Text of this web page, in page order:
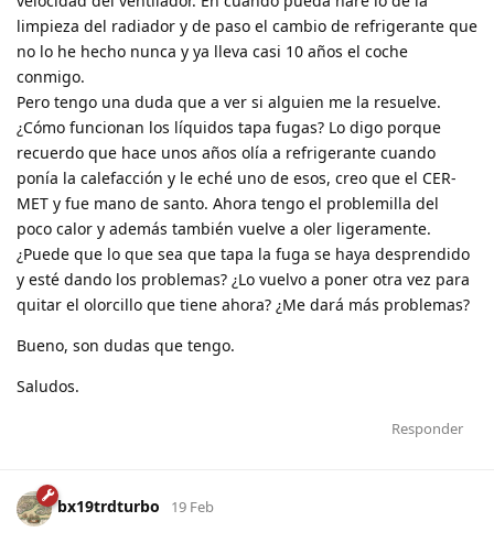
limpieza del radiador y de paso el cambio de refrigerante que
no lo he hecho nunca y ya lleva casi 10 años el coche
conmigo.
Pero tengo una duda que a ver si alguien me la resuelve.
¿Cómo funcionan los líquidos tapa fugas? Lo digo porque
recuerdo que hace unos años olía a refrigerante cuando
ponía la calefacción y le eché uno de esos, creo que el CER-
MET y fue mano de santo. Ahora tengo el problemilla del
poco calor y además también vuelve a oler ligeramente.
¿Puede que lo que sea que tapa la fuga se haya desprendido
y esté dando los problemas? ¿Lo vuelvo a poner otra vez para
quitar el olorcillo que tiene ahora? ¿Me dará más problemas?
Bueno, son dudas que tengo.
Saludos.
Responder
bx19trdturbo 19 Feb